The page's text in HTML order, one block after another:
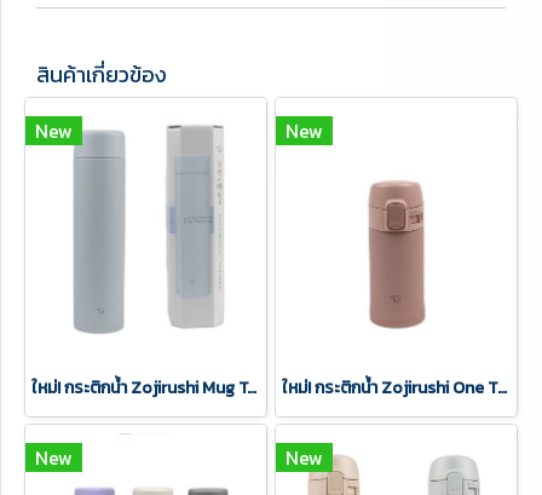
สินค้าเกี่ยวข้อง
New
ใหม่! กระติกน้ำ Zojirushi Mug Twist Open รุ่น SM-GA60 (ขนาด 600 ml.) เก็บความร้อน/เย็น ฝาดีไซน์ใหม่ ทันสมัย เรียบหรู
New
ใหม่! กระติกน้ำ Zojirushi One Touch Open รุ่น SM-PD20 (ขนาด 200 ml.) เก็บความร้อน/เย็น ยี่ห้อโซจิรูชิญี่ปุ่นแท้100%
New New